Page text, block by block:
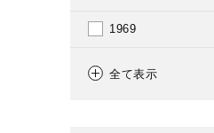
1969
1970
全て表示